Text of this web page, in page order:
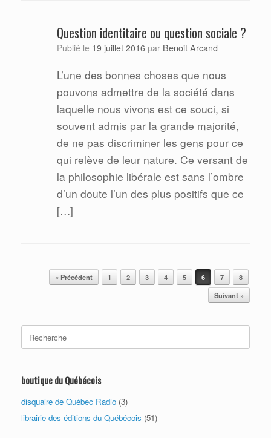
Question identitaire ou question sociale ?
Publié le 19 juillet 2016 par Benoit Arcand
L’une des bonnes choses que nous
pouvons admettre de la société dans
laquelle nous vivons est ce souci, si
souvent admis par la grande majorité,
de ne pas discriminer les gens pour ce
qui relève de leur nature. Ce versant de
la philosophie libérale est sans l’ombre
d’un doute l’un des plus positifs que ce
[…]
Post navigation
« Précédent 1 2 3 4 5 6 7
8
Suivant »
Search
for:
boutique du Québécois
disquaire de Québec Radio (3)
librairie des éditions du Québécois (51)